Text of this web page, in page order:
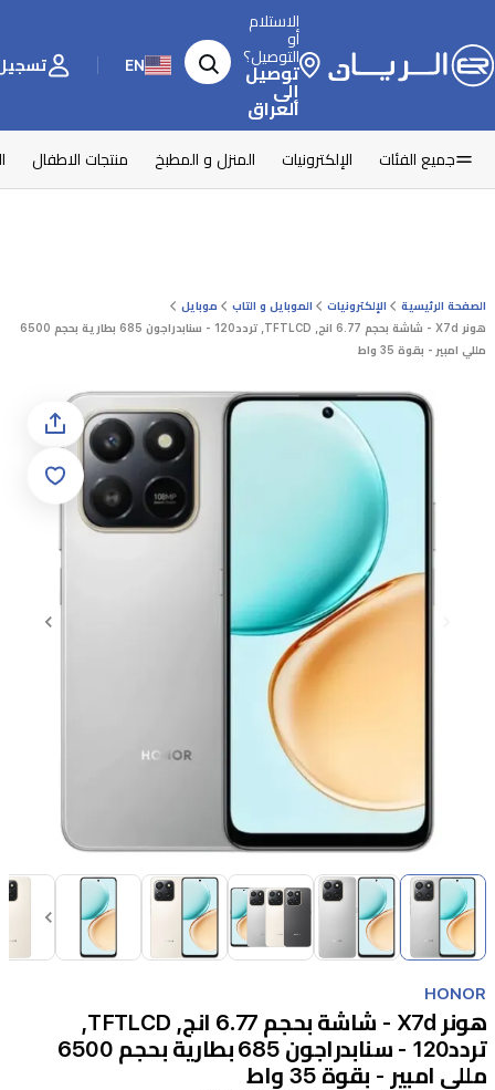
الاستلام
أو
التوصيل؟
توصيل
إلى
العراق
EN تسجيل
جميع الفئات الإلكترونيات المنزل و المطبخ منتجات الاطفال
الصفحة الرئيسية الإلكترونيات الموبايل و التاب
موبايل
هونر X7d - شاشة بحجم 6.77 انج, TFTLCD, تردد120 - سنابدراجون 685 بطارية بحجم 6500
مللي امبير - بقوة 35 واط
Item
of
1
of
14
HONOR
هونر X7d - شاشة بحجم 6.77 انج, TFTLCD,
تردد120 - سنابدراجون 685 بطارية بحجم 6500
مللي امبير - بقوة 35 واط